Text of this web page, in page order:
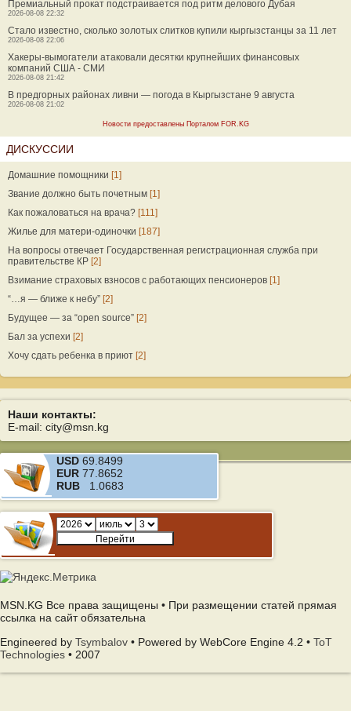
Премиальный прокат подстраивается под ритм делового Дубая
2026-08-08 22:32
Стало известно, сколько золотых слитков купили кыргызстанцы за 11 лет
2026-08-08 22:06
Хакеры-вымогатели атаковали десятки крупнейших финансовых
компаний США - СМИ
2026-08-08 21:42
В предгорных районах ливни — погода в Кыргызстане 9 августа
2026-08-08 21:02
Новости предоставлены Порталом FOR.KG
ДИСКУССИИ
Домашние помощники [1]
Звание должно быть почетным [1]
Как пожаловаться на врача? [111]
Жилье для матери-одиночки [187]
На вопросы отвечает Государственная регистрационная служба при
правительстве КР [2]
Взимание страховых взносов с работающих пенсионеров [1]
“…я — ближе к небу” [2]
Будущее — за “open source” [2]
Бал за успехи [2]
Хочу сдать ребенка в приют [2]
Наши контакты:
E-mail: city@msn.kg
USD 69.8499
EUR 77.8652
RUB 1.0683
MSN.KG Все права защищены • При размещении статей прямая
ссылка на сайт обязательна
Engineered by Tsymbalov • Powered by WebCore Engine 4.2 • ToT
Technologies • 2007